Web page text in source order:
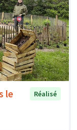
le
Réalisé